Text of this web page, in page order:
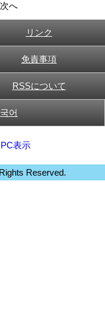
次へ
リンク
免責事項
RSSについて
어
PC表示
Reserved.